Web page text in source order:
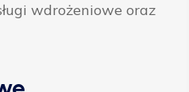
wdrożeniowe oraz